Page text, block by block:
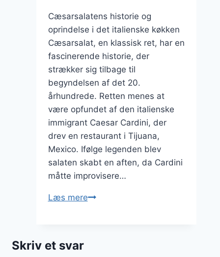
Cæsarsalatens historie og
oprindelse i det italienske køkken
Cæsarsalat, en klassisk ret, har en
fascinerende historie, der
strækker sig tilbage til
begyndelsen af det 20.
århundrede. Retten menes at
være opfundet af den italienske
immigrant Caesar Cardini, der
drev en restaurant i Tijuana,
Mexico. Ifølge legenden blev
salaten skabt en aften, da Cardini
måtte improvisere…
Læs mereCæsarsalat
Skriv et svar